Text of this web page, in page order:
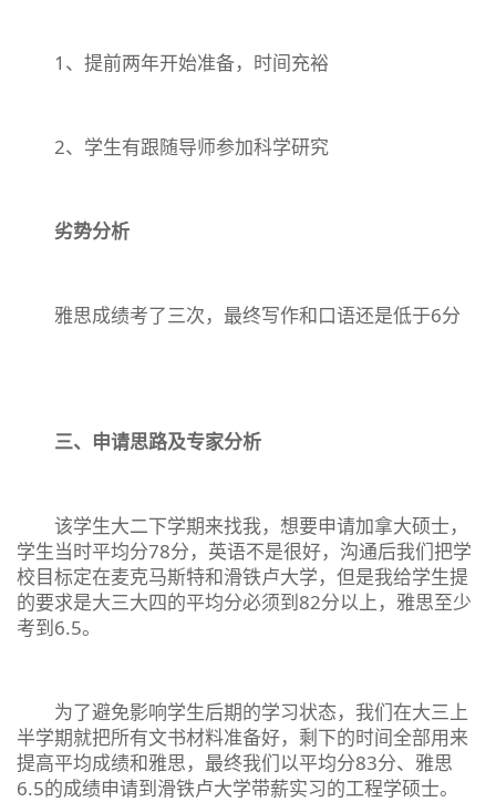
1、提前两年开始准备，时间充裕
2、学生有跟随导师参加科学研究
劣势分析
雅思成绩考了三次，最终写作和口语还是低于6分
三、申请思路及专家分析
该学生大二下学期来找我，想要申请加拿大硕士，
学生当时平均分78分，英语不是很好，沟通后我们把学
校目标定在麦克马斯特和滑铁卢大学，但是我给学生提
的要求是大三大四的平均分必须到82分以上，雅思至少
考到6.5。
为了避免影响学生后期的学习状态，我们在大三上
半学期就把所有文书材料准备好，剩下的时间全部用来
提高平均成绩和雅思，最终我们以平均分83分、雅思
6.5的成绩申请到滑铁卢大学带薪实习的工程学硕士。